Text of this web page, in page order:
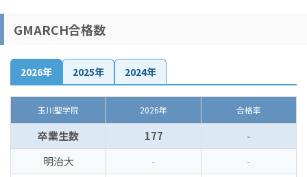
GMARCH合格数
2026年 2025年 2024年
玉川聖学院 2026年 合格率
卒業生数 177
-
明治大
- -